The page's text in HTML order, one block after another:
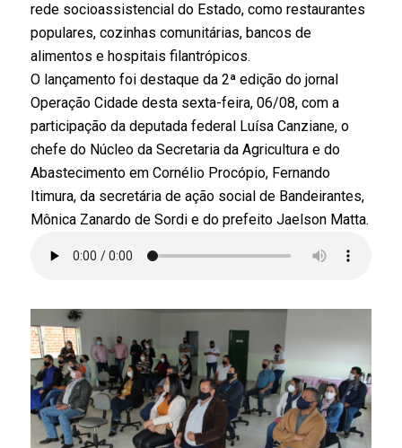
rede socioassistencial do Estado, como restaurantes
populares, cozinhas comunitárias, bancos de
alimentos e hospitais filantrópicos.
O lançamento foi destaque da 2ª edição do jornal
Operação Cidade desta sexta-feira, 06/08, com a
participação da deputada federal Luísa Canziane, o
chefe do Núcleo da Secretaria da Agricultura e do
Abastecimento em Cornélio Procópio, Fernando
Itimura, da secretária de ação social de Bandeirantes,
Mônica Zanardo de Sordi e do prefeito Jaelson Matta.